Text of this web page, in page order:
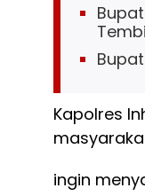
Kapolres
ingin